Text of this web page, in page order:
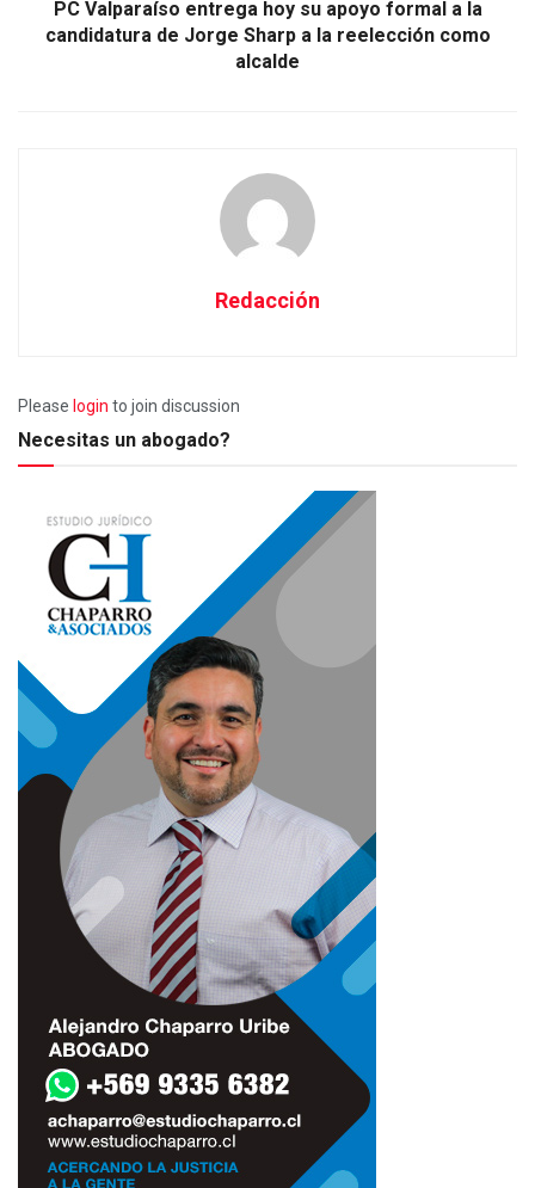
PC Valparaíso entrega hoy su apoyo formal a la
candidatura de Jorge Sharp a la reelección como
alcalde
Redacción
Please login to join discussion
Necesitas un abogado?